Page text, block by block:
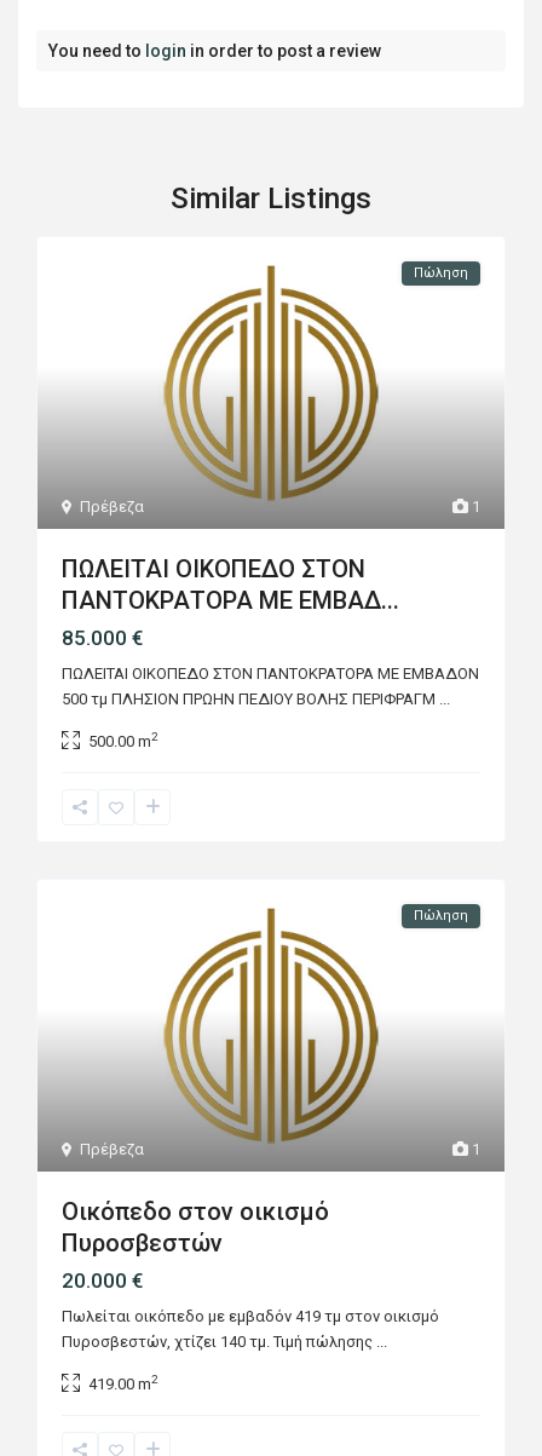
You need to login in order to post a review
Similar Listings
1
Πρέβεζα
Πώληση
ΠΩΛΕΙΤΑΙ ΟΙΚΟΠΕΔΟ ΣΤΟΝ
ΠΑΝΤΟΚΡΑΤΟΡΑ ΜΕ ΕΜΒΑΔ...
85.000 €
ΠΩΛΕΙΤΑΙ ΟΙΚΟΠΕΔΟ ΣΤΟΝ ΠΑΝΤΟΚΡΑΤΟΡΑ ΜΕ ΕΜΒΑΔΟΝ
500 τμ ΠΛΗΣΙΟΝ ΠΡΩΗΝ ΠΕΔΙΟΥ ΒΟΛΗΣ ΠΕΡΙΦΡΑΓΜ ...
500.00 m2
1
Πρέβεζα
Πώληση
Οικόπεδο στον οικισμό
Πυροσβεστών
20.000 €
Πωλείται οικόπεδο με εμβαδόν 419 τμ στον οικισμό
Πυροσβεστών, χτίζει 140 τμ. Τιμή πώλησης ...
419.00 m2